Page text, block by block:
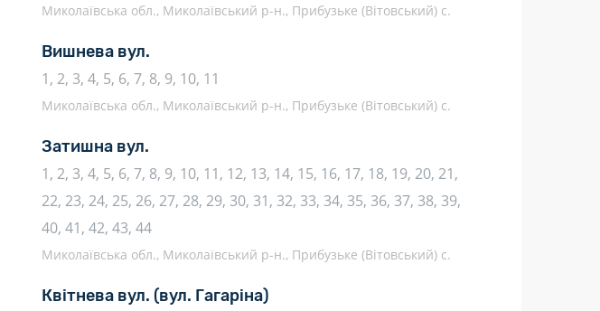
Миколаївська обл., Миколаївський р-н., Прибузьке (Вітовський) с.
Вишнева вул.
1, 2, 3, 4, 5, 6, 7, 8, 9, 10, 11
Миколаївська обл., Миколаївський р-н., Прибузьке (Вітовський) с.
Затишна вул.
1, 2, 3, 4, 5, 6, 7, 8, 9, 10, 11, 12, 13, 14, 15, 16, 17, 18, 19, 20, 21,
22, 23, 24, 25, 26, 27, 28, 29, 30, 31, 32, 33, 34, 35, 36, 37, 38, 39,
40, 41, 42, 43, 44
Миколаївська обл., Миколаївський р-н., Прибузьке (Вітовський) с.
Квітнева вул. (вул. Гагаріна)